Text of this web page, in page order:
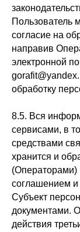
Пользователь
согласие на
направив
электронной
обработку
8.5. Вся
сервисами, в
средствами
хранится и
(Операторами)
соглашением и
Субъект
документами.
действия